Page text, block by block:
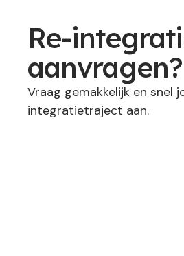
Re-
aanvragen?
Vraag gemakkelijk en snel
integratietraject aan.